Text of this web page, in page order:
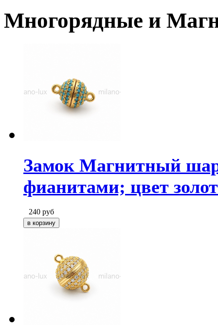
Многорядные и
Замок Магнитный
фианитами; цвет
240 руб